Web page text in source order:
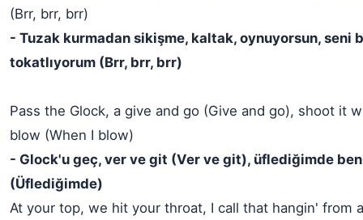
(Brr, brr, brr)
- Tuzak kurmadan sikişme, kaltak, oynuyorsun, seni
tokatlıyorum (Brr, brr, brr)
Pass the Glock, a give and go (Give and go), shoot it
blow (When I blow)
- Glock'u geç, ver ve git (Ver ve git), üflediğimde
(Üflediğimde)
At your top, we hit your throat, I call that hangin' from